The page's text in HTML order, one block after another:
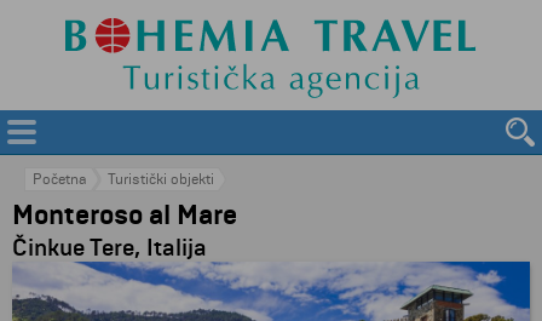
Početna Turistički objekti
Monteroso al Mare
Činkue Tere, Italija